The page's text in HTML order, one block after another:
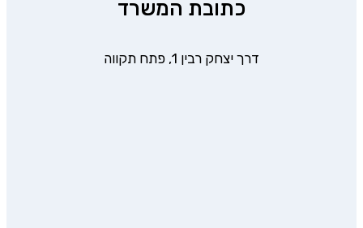
כתובת המשרד
דרך יצחק רבין 1, פתח תקווה